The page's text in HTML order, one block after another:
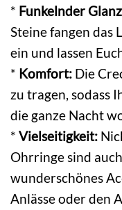
* Funkelnder
Steine fangen das
ein und lassen
* Komfort: Die
zu tragen, sodass
die ganze Nacht
* Vielseitigkeit:
Ohrringe sind
wunderschönes
Anlässe oder den